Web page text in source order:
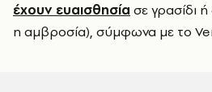
έχουν ευαισθησία σε γρασίδι
η αμβροσία), σύμφωνα με το